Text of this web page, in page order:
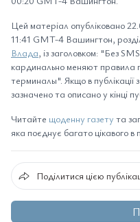
Цей матеріал опубліковано
11:41 GMT-4 Вашингтон,
Влада, із заголовком: "Без
кардинально меняют правила
терминалы". Якщо в публікації
зазначено та описано у кінці
Читайте щоденну газету та
яка поєднує багато цікавого в
Поділитися цією